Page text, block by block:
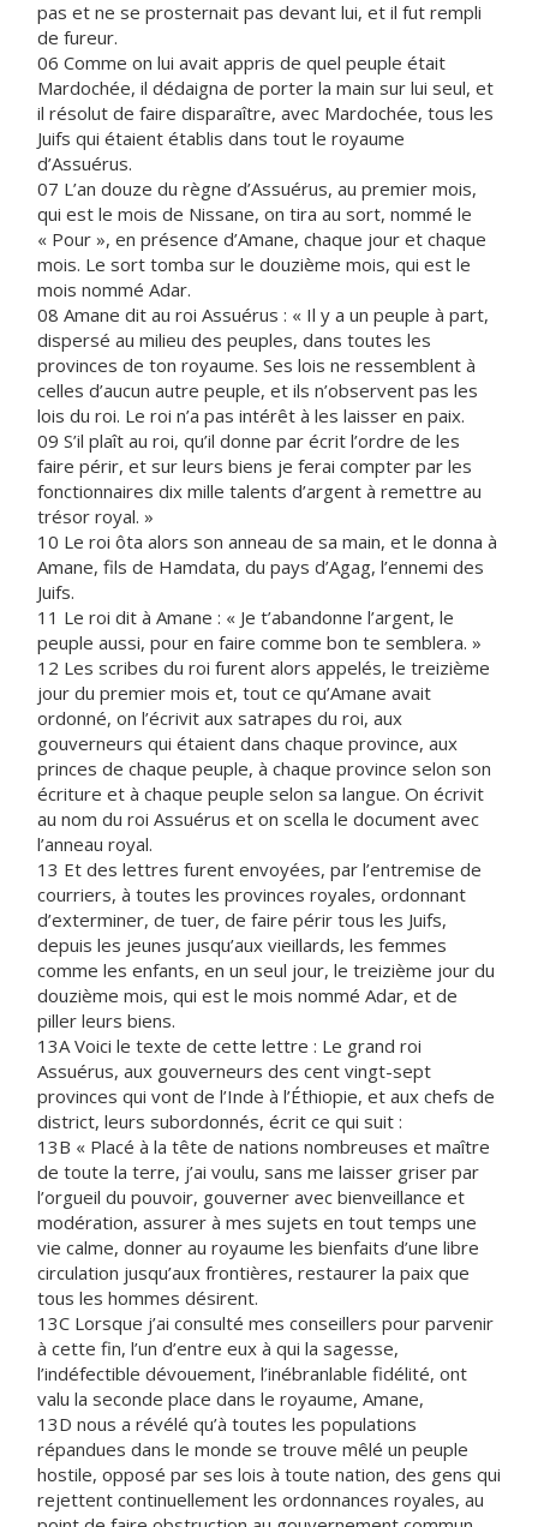
pas et ne se prosternait pas devant lui, et il fut rempli
de fureur.
06 Comme on lui avait appris de quel peuple était
Mardochée, il dédaigna de porter la main sur lui seul, et
il résolut de faire disparaître, avec Mardochée, tous les
Juifs qui étaient établis dans tout le royaume
d’Assuérus.
07 L’an douze du règne d’Assuérus, au premier mois,
qui est le mois de Nissane, on tira au sort, nommé le
« Pour », en présence d’Amane, chaque jour et chaque
mois. Le sort tomba sur le douzième mois, qui est le
mois nommé Adar.
08 Amane dit au roi Assuérus : « Il y a un peuple à part,
dispersé au milieu des peuples, dans toutes les
provinces de ton royaume. Ses lois ne ressemblent à
celles d’aucun autre peuple, et ils n’observent pas les
lois du roi. Le roi n’a pas intérêt à les laisser en paix.
09 S’il plaît au roi, qu’il donne par écrit l’ordre de les
faire périr, et sur leurs biens je ferai compter par les
fonctionnaires dix mille talents d’argent à remettre au
trésor royal. »
10 Le roi ôta alors son anneau de sa main, et le donna à
Amane, fils de Hamdata, du pays d’Agag, l’ennemi des
Juifs.
11 Le roi dit à Amane : « Je t’abandonne l’argent, le
peuple aussi, pour en faire comme bon te semblera. »
12 Les scribes du roi furent alors appelés, le treizième
jour du premier mois et, tout ce qu’Amane avait
ordonné, on l’écrivit aux satrapes du roi, aux
gouverneurs qui étaient dans chaque province, aux
princes de chaque peuple, à chaque province selon son
écriture et à chaque peuple selon sa langue. On écrivit
au nom du roi Assuérus et on scella le document avec
l’anneau royal.
13 Et des lettres furent envoyées, par l’entremise de
courriers, à toutes les provinces royales, ordonnant
d’exterminer, de tuer, de faire périr tous les Juifs,
depuis les jeunes jusqu’aux vieillards, les femmes
comme les enfants, en un seul jour, le treizième jour du
douzième mois, qui est le mois nommé Adar, et de
piller leurs biens.
13A Voici le texte de cette lettre : Le grand roi
Assuérus, aux gouverneurs des cent vingt-sept
provinces qui vont de l’Inde à l’Éthiopie, et aux chefs de
district, leurs subordonnés, écrit ce qui suit :
13B « Placé à la tête de nations nombreuses et maître
de toute la terre, j’ai voulu, sans me laisser griser par
l’orgueil du pouvoir, gouverner avec bienveillance et
modération, assurer à mes sujets en tout temps une
vie calme, donner au royaume les bienfaits d’une libre
circulation jusqu’aux frontières, restaurer la paix que
tous les hommes désirent.
13C Lorsque j’ai consulté mes conseillers pour parvenir
à cette fin, l’un d’entre eux à qui la sagesse,
l’indéfectible dévouement, l’inébranlable fidélité, ont
valu la seconde place dans le royaume, Amane,
13D nous a révélé qu’à toutes les populations
répandues dans le monde se trouve mêlé un peuple
hostile, opposé par ses lois à toute nation, des gens qui
rejettent continuellement les ordonnances royales, au